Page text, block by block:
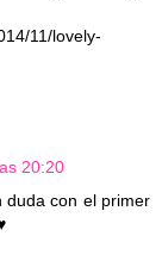
11/lovely-
20:20
duda con el primer